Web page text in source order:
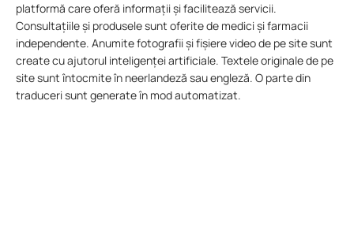
platformă care oferă informații și facilitează servicii.
Consultațiile și produsele sunt oferite de medici și farmacii
independente. Anumite fotografii și fișiere video de pe site sunt
create cu ajutorul inteligenței artificiale. Textele originale de pe
site sunt întocmite în neerlandeză sau engleză. O parte din
traduceri sunt generate în mod automatizat.